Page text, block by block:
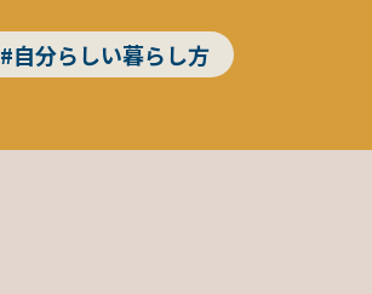
#自分らしい暮らし方